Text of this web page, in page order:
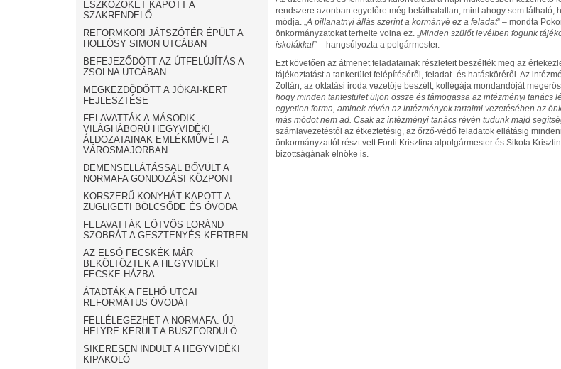
ESZKÖZÖKET KAPOTT A
SZAKRENDELŐ
REFORMKORI JÁTSZÓTÉR ÉPÜLT A
HOLLÓSY SIMON UTCÁBAN
BEFEJEZŐDÖTT AZ ÚTFELÚJÍTÁS A
ZSOLNA UTCÁBAN
MEGKEZDŐDÖTT A JÓKAI-KERT
FEJLESZTÉSE
FELAVATTÁK A MÁSODIK
VILÁGHÁBORÚ HEGYVIDÉKI
ÁLDOZATAINAK EMLÉKMŰVÉT A
VÁROSMAJORBAN
DEMENSELLÁTÁSSAL BŐVÜLT A
NORMAFA GONDOZÁSI KÖZPONT
KORSZERŰ KONYHÁT KAPOTT A
ZUGLIGETI BÖLCSŐDE ÉS ÓVODA
FELAVATTÁK EÖTVÖS LORÁND
SZOBRÁT A GESZTENYÉS KERTBEN
AZ ELSŐ FECSKÉK MÁR
BEKÖLTÖZTEK A HEGYVIDÉKI
FECSKE-HÁZBA
ÁTADTÁK A FELHŐ UTCAI
REFORMÁTUS ÓVODÁT
FELLÉLEGEZHET A NORMAFA: ÚJ
HELYRE KERÜLT A BUSZFORDULÓ
SIKERESEN INDULT A HEGYVIDÉKI
KIPAKOLÓ
rendszere azonban egyelőre még beláthatatlan, mint ahogy sem látható,
módja. „A pillanatnyi állás szerint a kormányé ez a feladat” – mondta
önkormányzatokat terhelte volna ez. „Minden szülőt levélben fogunk
iskolákkal” – hangsúlyozta a polgármester.
Ezt követően az átmenet feladatainak részleteit beszélték meg az
tájékoztatást a tankerület felépítéséről, feladat- és hatásköréről. Az
Zoltán, az oktatási iroda vezetője beszélt, kollégája mondandóját
hogy minden tantestület üljön össze és támogassa az intézményi tanács
egyetlen forma, aminek révén az intézmények tartalmi vezetésében az
más módot nem ad. Csak az intézményi tanács révén tudunk majd
számlavezetéstől az étkeztetésig, az őrző-védő feladatok ellátásig
önkormányzattól részt vett Fonti Krisztina alpolgármester és Sikota
bizottságának elnöke is.